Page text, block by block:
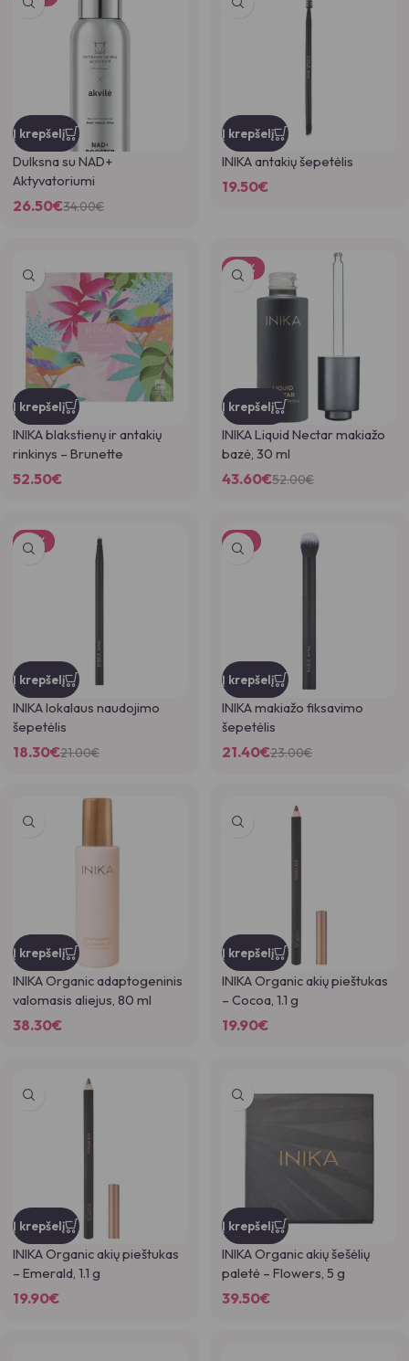
Į krepšelį
Dulksna su NAD+
Aktyvatoriumi
34.00€
26.50€
Į krepšelį
INIKA antakių šepetėlis
19.50€
Į krepšelį
INIKA blakstienų ir antakių
rinkinys – Brunette
52.50€
-16%
Į krepšelį
INIKA Liquid Nectar makiažo
bazė, 30 ml
52.00€
43.60€
-13%
Į krepšelį
INIKA lokalaus naudojimo
šepetėlis
21.00€
18.30€
-7%
Į krepšelį
INIKA makiažo fiksavimo
šepetėlis
23.00€
21.40€
Į krepšelį
INIKA Organic adaptogeninis
valomasis aliejus, 80 ml
38.30€
Į krepšelį
INIKA Organic akių pieštukas
– Cocoa, 1.1 g
19.90€
Į krepšelį
INIKA Organic akių pieštukas
– Emerald, 1.1 g
19.90€
Į krepšelį
INIKA Organic akių šešėlių
paletė – Flowers, 5 g
39.50€